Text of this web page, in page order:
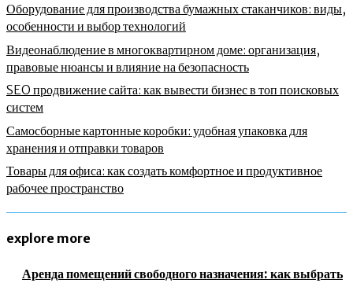
Оборудование для производства бумажных стаканчиков: виды,
особенности и выбор технологий
Видеонаблюдение в многоквартирном доме: организация,
правовые нюансы и влияние на безопасность
SEO продвижение сайта: как вывести бизнес в топ поисковых
систем
Самосборные картонные коробки: удобная упаковка для
хранения и отправки товаров
Товары для офиса: как создать комфортное и продуктивное
рабочее пространство
explore more
Аренда помещений свободного назначения: как выбрать